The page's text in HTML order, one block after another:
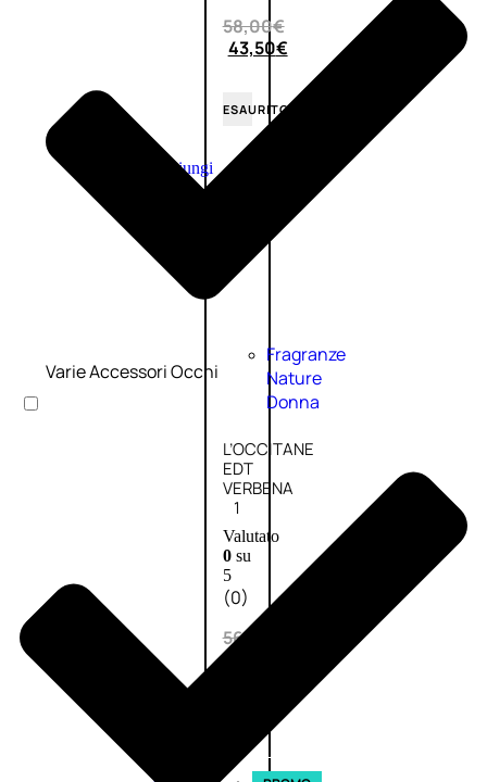
58,00€
43,50€
ESAURITO
Aggiungi
Fragranze
Nature
Donna
L’OCCITANE
EDT
VERBENA
1
Valutato
0su
5
(0)
56,00
AGGIUNGI
CARRELLO
Varie Accessori Occhi